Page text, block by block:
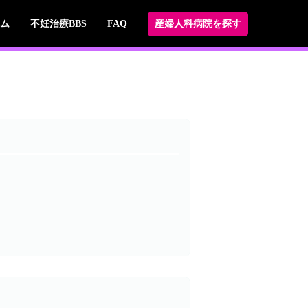
不妊治療BBS FAQ 産婦人科病院を探す